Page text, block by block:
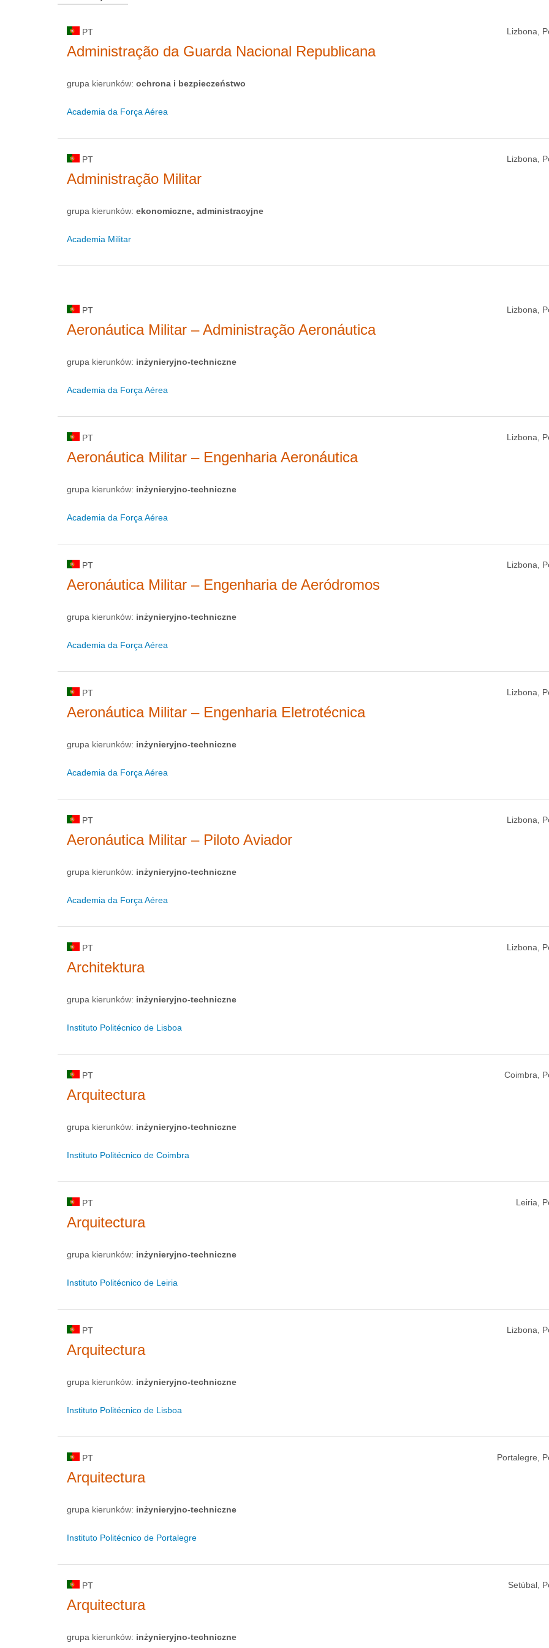
PT Lizbona,
Administração da Guarda Nacional Republicana
grupa kierunków: ochrona i bezpieczeństwo
Academia da Força Aérea
PT Lizbona,
Administração Militar
grupa kierunków: ekonomiczne, administracyjne
Academia Militar
PT Lizbona,
Aeronáutica Militar – Administração Aeronáutica
grupa kierunków: inżynieryjno-techniczne
Academia da Força Aérea
PT Lizbona,
Aeronáutica Militar – Engenharia Aeronáutica
grupa kierunków: inżynieryjno-techniczne
Academia da Força Aérea
PT Lizbona,
Aeronáutica Militar – Engenharia de Aeródromos
grupa kierunków: inżynieryjno-techniczne
Academia da Força Aérea
PT Lizbona,
Aeronáutica Militar – Engenharia Eletrotécnica
grupa kierunków: inżynieryjno-techniczne
Academia da Força Aérea
PT Lizbona,
Aeronáutica Militar – Piloto Aviador
grupa kierunków: inżynieryjno-techniczne
Academia da Força Aérea
PT Lizbona,
Architektura
grupa kierunków: inżynieryjno-techniczne
Instituto Politécnico de Lisboa
PT Coimbra,
Arquitectura
grupa kierunków: inżynieryjno-techniczne
Instituto Politécnico de Coimbra
PT Leiria,
Arquitectura
grupa kierunków: inżynieryjno-techniczne
Instituto Politécnico de Leiria
PT Lizbona,
Arquitectura
grupa kierunków: inżynieryjno-techniczne
Instituto Politécnico de Lisboa
PT Portalegre,
Arquitectura
grupa kierunków: inżynieryjno-techniczne
Instituto Politécnico de Portalegre
PT Setúbal,
Arquitectura
grupa kierunków: inżynieryjno-techniczne